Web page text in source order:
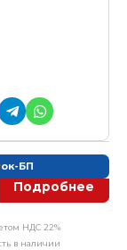
мм
м2/ч